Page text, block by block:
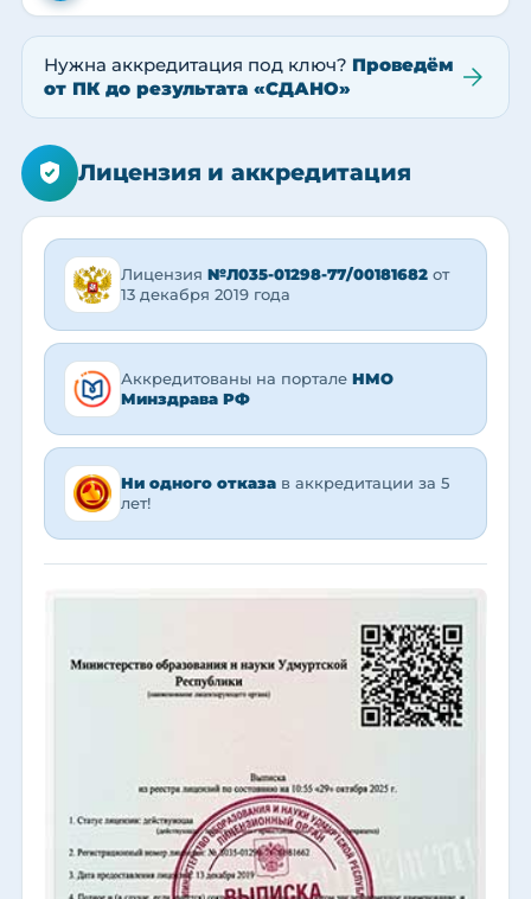
Нужна аккредитация под ключ? Проведём
от ПК до результата «СДАНО»
Лицензия и аккредитация
Лицензия №Л035-01298-77/00181682 от
13 декабря 2019 года
Аккредитованы на портале НМО
Минздрава РФ
Ни одного отказа в аккредитации за 5
лет!